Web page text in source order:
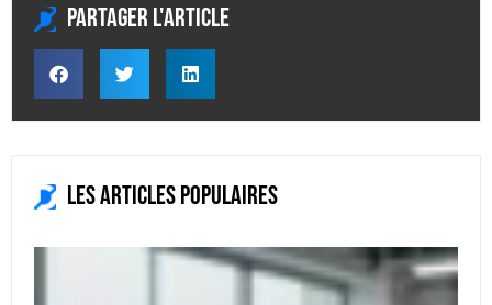
Partager l'article
Les articles populaires